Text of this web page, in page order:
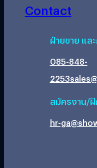
Contact
ฝ่ายขาย แล
085-848-
2253
สมัครงาน/
hr-